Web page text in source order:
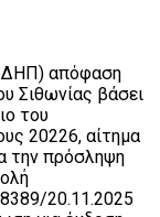
ΔΗΠ) απόφαση
Σιθωνίας βάσει
του
20226, αίτημα
την πρόσληψη
20.11.2025